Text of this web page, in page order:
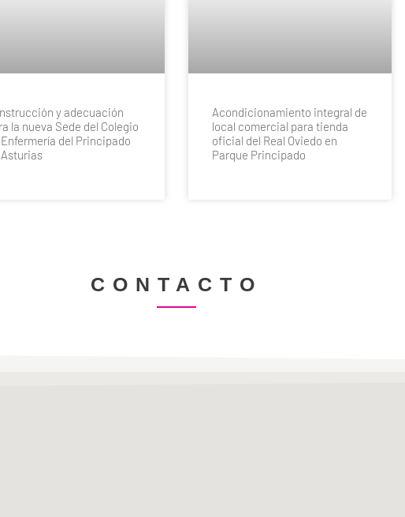
y adecuación
la nueva Sede del Colegio
del Principado
Acondicionamiento integral de
local comercial para tienda
oficial del Real Oviedo en
Parque Principado
CONTACTO